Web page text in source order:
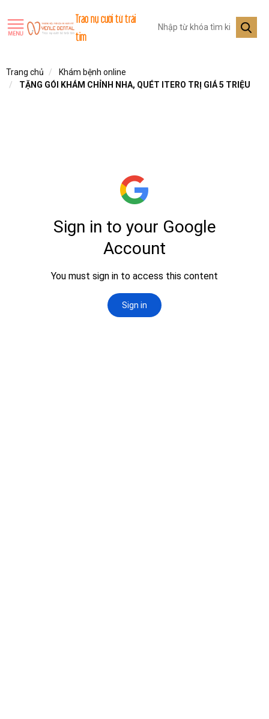
Trao nụ cười từ trái
tim
Trang chủ
Khám bệnh online
TẶNG GÓI KHÁM CHỈNH NHA, QUÉT ITERO TRỊ GIÁ 5 TRIỆU